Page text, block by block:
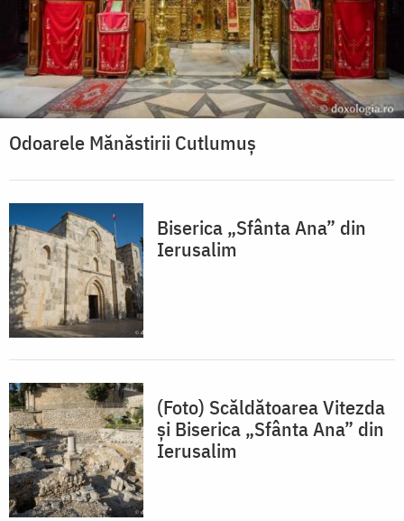
Odoarele Mănăstirii Cutlumuș
Biserica „Sfânta Ana” din
Ierusalim
(Foto) Scăldătoarea Vitezda
și Biserica „Sfânta Ana” din
Ierusalim